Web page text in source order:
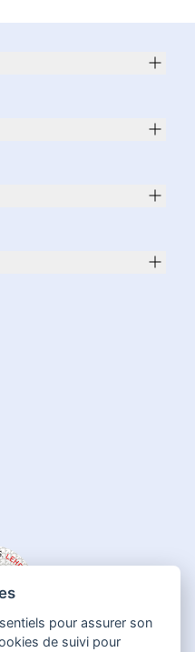
pour assurer son
de suivi pour